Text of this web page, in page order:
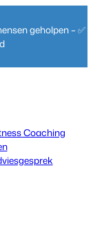
geholpen – ✅
Coaching